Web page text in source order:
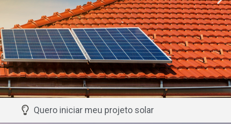
Quero iniciar meu projeto solar